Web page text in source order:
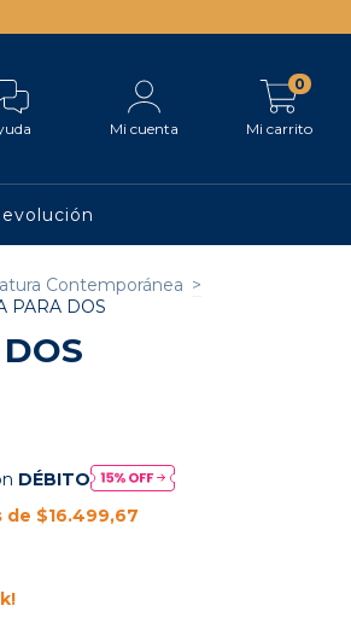
Mi cuenta Mi carrito
0
Contemporánea >
PARA DOS
DÉBITO
de $16.499,67